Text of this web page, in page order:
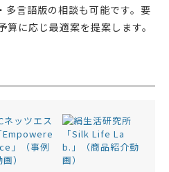
多言語版の相談も可能です。要
に応じ最適案を提案します。